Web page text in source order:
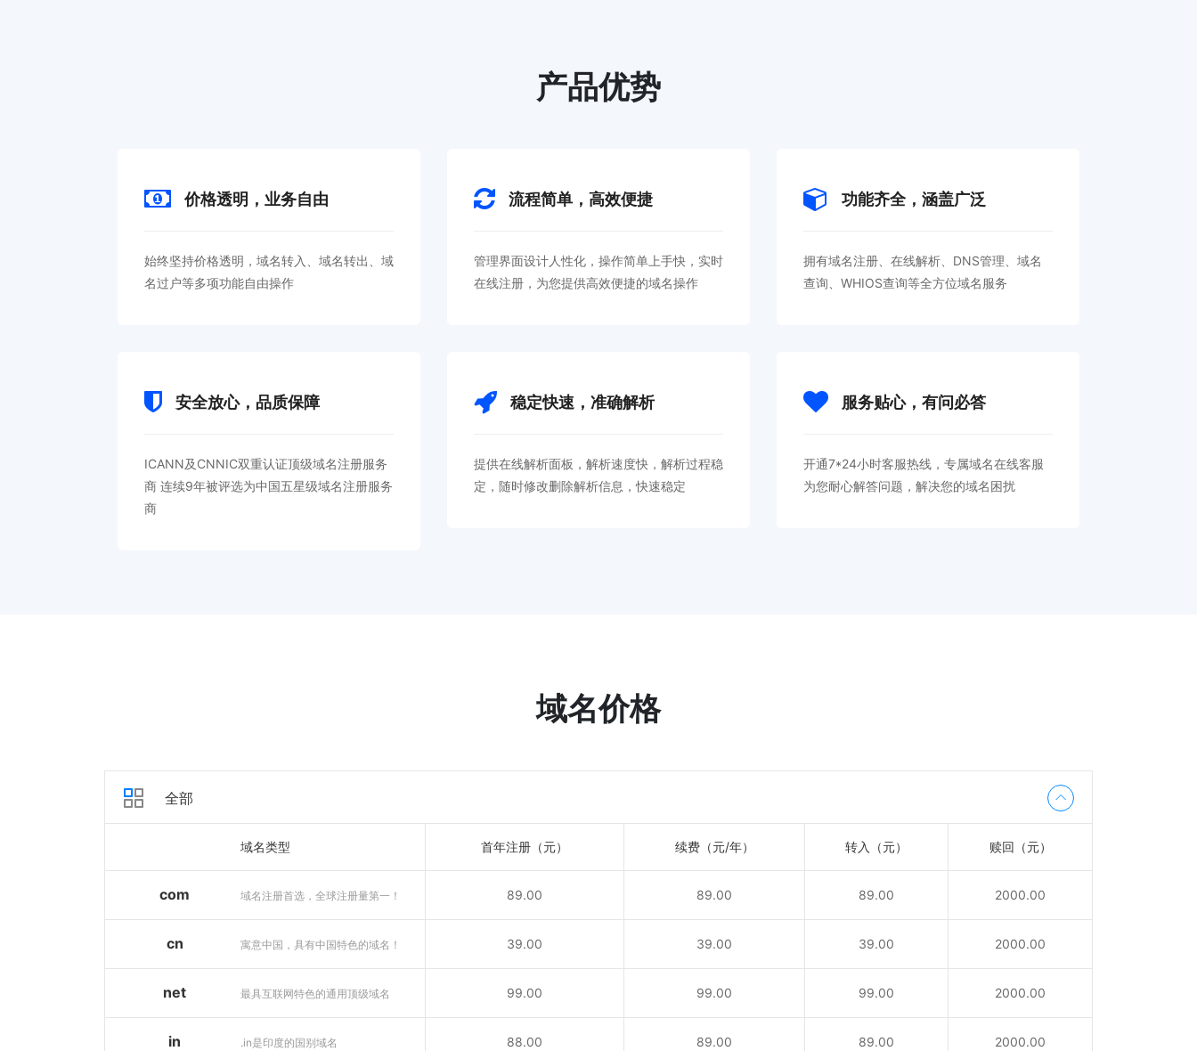
产品优势
价格透明，业务自由
始终坚持价格透明，域名转入、域名转出、域
名过户等多项功能自由操作
流程简单，高效便捷
管理界面设计人性化，操作简单上手快，实时
在线注册，为您提供高效便捷的域名操作
功能齐全，涵盖广泛
拥有域名注册、在线解析、DNS管理、域名
查询、WHIOS查询等全方位域名服务
安全放心，品质保障
ICANN及CNNIC双重认证顶级域名注册服务
商 连续9年被评选为中国五星级域名注册服务
商
稳定快速，准确解析
提供在线解析面板，解析速度快，解析过程稳
定，随时修改删除解析信息，快速稳定
服务贴心，有问必答
开通7*24小时客服热线，专属域名在线客服
为您耐心解答问题，解决您的域名困扰
域名价格
全部
域名类型 首年注册（元） 续费（元/年） 转入（元） 赎回（元）
com 域名注册首选，全球注册量第一！ 89.00 89.00 89.00 2000.00
cn 寓意中国，具有中国特色的域名！ 39.00 39.00 39.00 2000.00
net 最具互联网特色的通用顶级域名 99.00 99.00 99.00 2000.00
in .in是印度的国别域名 88.00 89.00 89.00 2000.00